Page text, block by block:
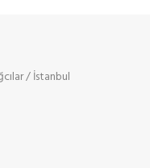
/ İstanbul